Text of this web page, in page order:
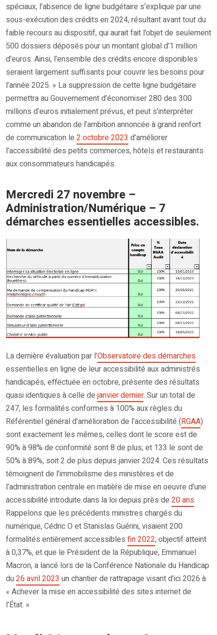
spéciaux, l’absence de ligne budgétaire s’explique par une
sous-exécution des crédits en 2024, résultant avant tout du
faible recours au dispositif, qui aurait fait l’objet de seulement
500 dossiers déposés pour un montant global d’1 million
d’euros. Ainsi, l’ensemble des crédits encore disponibles
seraient largement suffisants pour couvrir les besoins pour
l’année 2025. » La suppression de cette ligne budgétaire
permettra au Gouvernement d’économiser 280 des 300
millions d’euros initialement prévus, et peut s’interpréter
comme un abandon de l’ambition annoncée à grand renfort
de communication le 2 octobre 2023 d’améliorer
l’accessibilité des petits commerces, hôtels et restaurants
aux consommateurs handicapés.
Mercredi 27 novembre –
Administration/Numérique – 7
démarches essentielles accessibles.
La dernière évaluation par l’Observatoire des démarches
essentielles en ligne de leur accessibilité aux administrés
handicapés, effectuée en octobre, présente des résultats
quasi identiques à celle de janvier dernier. Sur un total de
247, les formalités conformes à 100% aux règles du
Référentiel général d’amélioration de l’accessibilité (RGAA)
sont exactement les mêmes, celles dont le score est de
90% à 98% de conformité sont 8 de plus, et 133 le sont de
50% à 89%, soit 2 de plus depuis janvier 2024. Ces résultats
témoignent de l’immobilisme des ministères et de
l’administration centrale en matière de mise en oeuvre d’une
accessibilité introduite dans la loi depuis près de 20 ans.
Rappelons que les précédents ministres chargés du
numérique, Cédric O et Stanislas Guérini, visaient 200
formalités entièrement accessibles fin 2022, objectif atteint
à 0,37%, et que le Président de la République, Emmanuel
Macron, a lancé lors de la Conférence Nationale du Handicap
du26 avril 2023 un chantier de rattrapage visant d’ici 2026 à
« Achever la mise en accessibilité des sites internet de
l’État. »